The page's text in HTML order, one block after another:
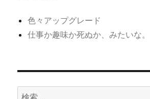
色々アップグレード
仕事か趣味か死ぬか、みたいな。
検